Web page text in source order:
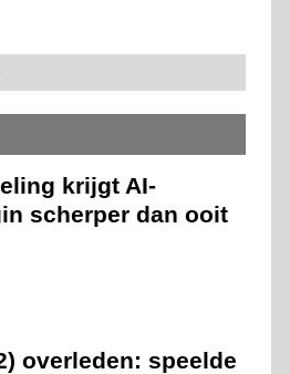
krijgt AI-
scherper dan ooit
overleden: speelde